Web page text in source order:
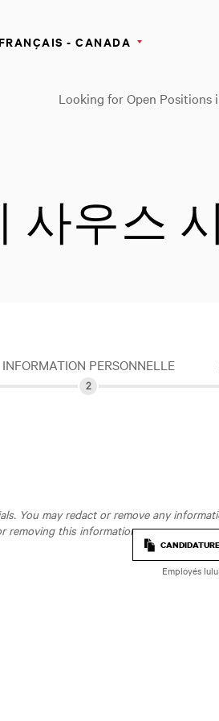
FRANÇAIS - CANADA
Looking for Open Positions
사우스
INFORMATION PERSONNELLE
You may redact or remove any
removing this information.
Employés